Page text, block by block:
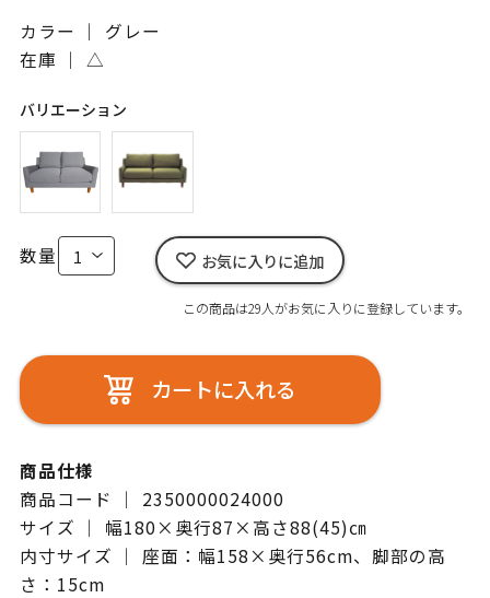
カラー ｜ グレー
在庫 ｜ △
バリエーション
数量 お気に入りに追加
この商品は29人がお気に入りに登録しています。
カートに入れる
商品仕様
商品コード ｜ 2350000024000
サイズ ｜ 幅180×奥行87×高さ88(45)㎝
内寸サイズ ｜ 座面：幅158×奥行56cm、脚部の高
さ：15cm